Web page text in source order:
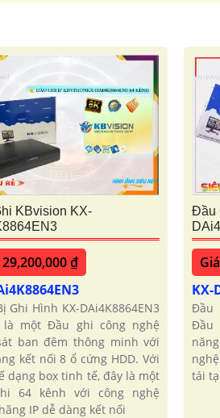
KBvision KX-
29,200,000 ₫
Ghi Hình KX-DAi4K8864EN3
là một Đầu ghi công nghệ
ban đêm thông minh với
kết nối 8 ổ cứng HDD. Với
dạng box tinh tế, đây là một
64 kênh với công nghệ
IP dễ dàng kết nối
Đầu
KX-
Đầu
Đầu
tái